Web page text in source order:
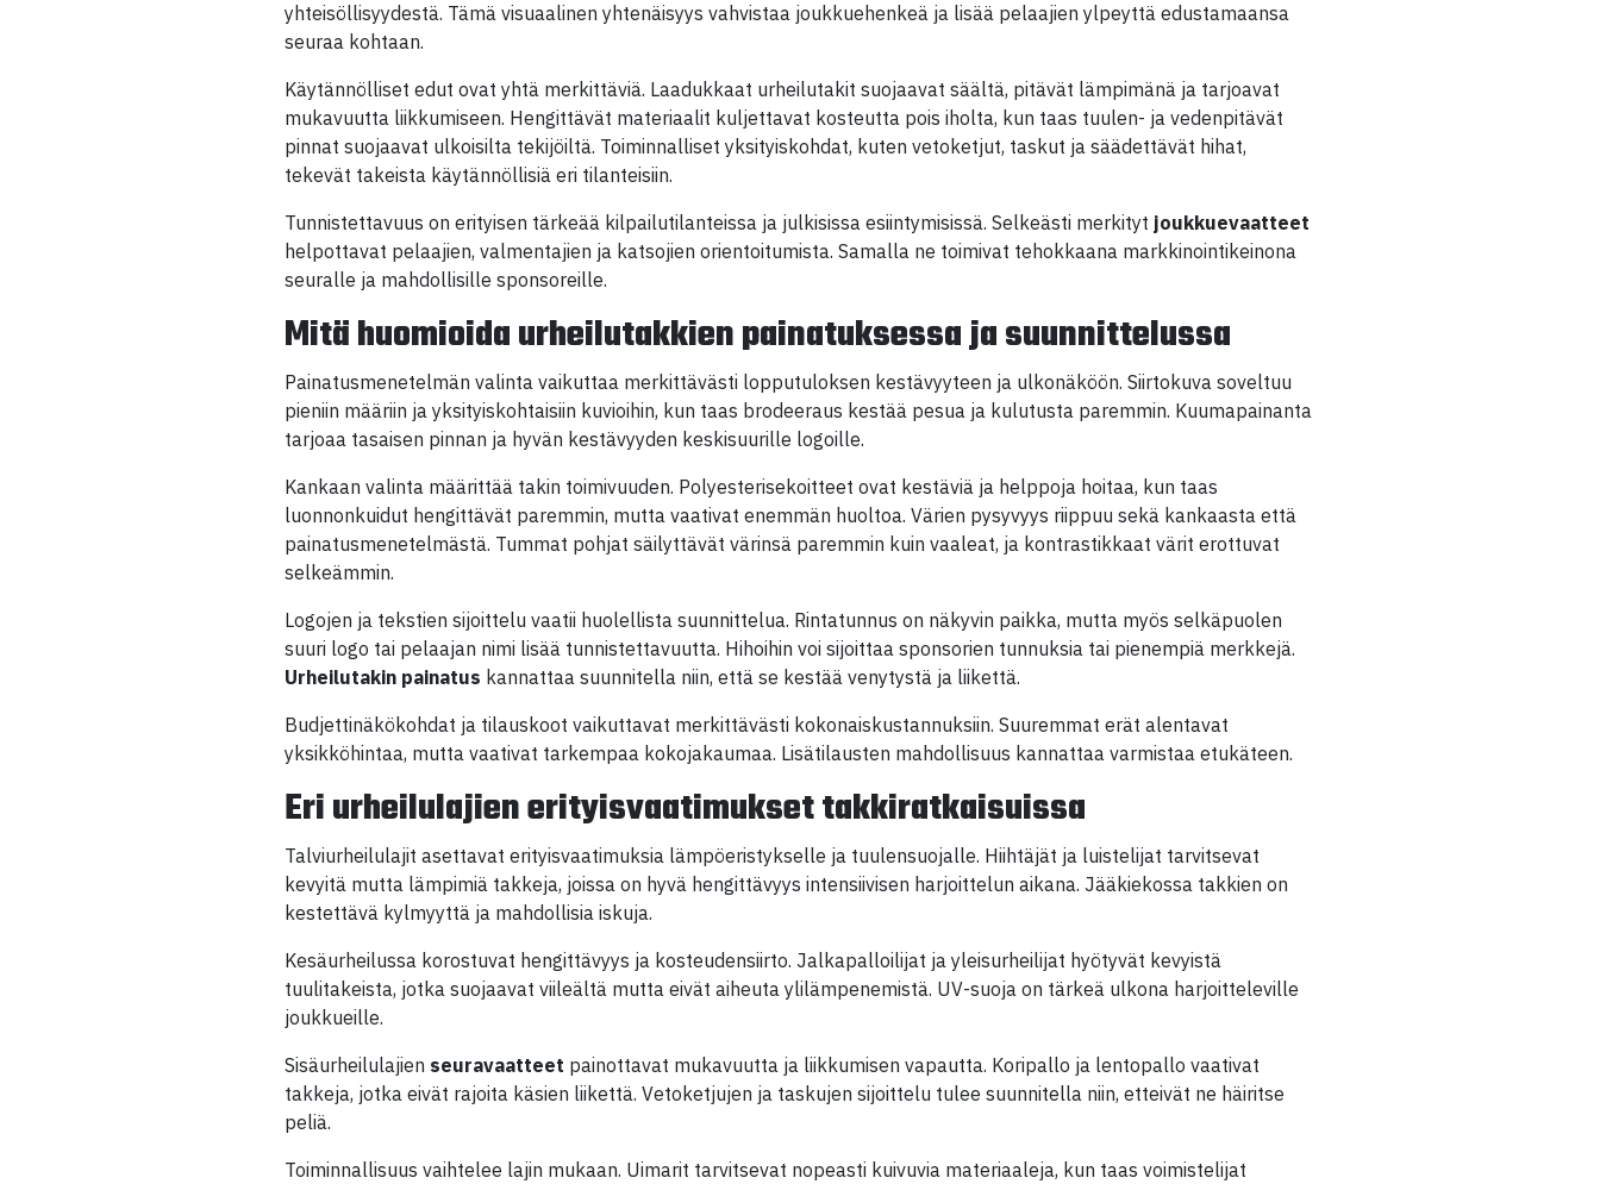
yhteisöllisyydestä. Tämä visuaalinen yhtenäisyys vahvistaa joukkuehenkeä ja lisää pelaajien ylpeyttä edustamaansa
seuraa kohtaan.
Käytännölliset edut ovat yhtä merkittäviä. Laadukkaat urheilutakit suojaavat säältä, pitävät lämpimänä ja tarjoavat
mukavuutta liikkumiseen. Hengittävät materiaalit kuljettavat kosteutta pois iholta, kun taas tuulen- ja vedenpitävät
pinnat suojaavat ulkoisilta tekijöiltä. Toiminnalliset yksityiskohdat, kuten vetoketjut, taskut ja säädettävät hihat,
tekevät takeista käytännöllisiä eri tilanteisiin.
Tunnistettavuus on erityisen tärkeää kilpailutilanteissa ja julkisissa esiintymisissä. Selkeästi merkityt joukkuevaatteet
helpottavat pelaajien, valmentajien ja katsojien orientoitumista. Samalla ne toimivat tehokkaana markkinointikeinona
seuralle ja mahdollisille sponsoreille.
Mitä huomioida urheilutakkien painatuksessa ja suunnittelussa
Painatusmenetelmän valinta vaikuttaa merkittävästi lopputuloksen kestävyyteen ja ulkonäköön. Siirtokuva soveltuu
pieniin määriin ja yksityiskohtaisiin kuvioihin, kun taas brodeeraus kestää pesua ja kulutusta paremmin. Kuumapainanta
tarjoaa tasaisen pinnan ja hyvän kestävyyden keskisuurille logoille.
Kankaan valinta määrittää takin toimivuuden. Polyesterisekoitteet ovat kestäviä ja helppoja hoitaa, kun taas
luonnonkuidut hengittävät paremmin, mutta vaativat enemmän huoltoa. Värien pysyvyys riippuu sekä kankaasta että
painatusmenetelmästä. Tummat pohjat säilyttävät värinsä paremmin kuin vaaleat, ja kontrastikkaat värit erottuvat
selkeämmin.
Logojen ja tekstien sijoittelu vaatii huolellista suunnittelua. Rintatunnus on näkyvin paikka, mutta myös selkäpuolen
suuri logo tai pelaajan nimi lisää tunnistettavuutta. Hihoihin voi sijoittaa sponsorien tunnuksia tai pienempiä merkkejä.
Urheilutakin painatus kannattaa suunnitella niin, että se kestää venytystä ja liikettä.
Budjettinäkökohdat ja tilauskoot vaikuttavat merkittävästi kokonaiskustannuksiin. Suuremmat erät alentavat
yksikköhintaa, mutta vaativat tarkempaa kokojakaumaa. Lisätilausten mahdollisuus kannattaa varmistaa etukäteen.
Eri urheilulajien erityisvaatimukset takkiratkaisuissa
Talviurheilulajit asettavat erityisvaatimuksia lämpöeristykselle ja tuulensuojalle. Hiihtäjät ja luistelijat tarvitsevat
kevyitä mutta lämpimiä takkeja, joissa on hyvä hengittävyys intensiivisen harjoittelun aikana. Jääkiekossa takkien on
kestettävä kylmyyttä ja mahdollisia iskuja.
Kesäurheilussa korostuvat hengittävyys ja kosteudensiirto. Jalkapalloilijat ja yleisurheilijat hyötyvät kevyistä
tuulitakeista, jotka suojaavat viileältä mutta eivät aiheuta ylilämpenemistä. UV-suoja on tärkeä ulkona harjoitteleville
joukkueille.
Sisäurheilulajien seuravaatteet painottavat mukavuutta ja liikkumisen vapautta. Koripallo ja lentopallo vaativat
takkeja, jotka eivät rajoita käsien liikettä. Vetoketjujen ja taskujen sijoittelu tulee suunnitella niin, etteivät ne häiritse
peliä.
Toiminnallisuus vaihtelee lajin mukaan. Uimarit tarvitsevat nopeasti kuivuvia materiaaleja, kun taas voimistelijat